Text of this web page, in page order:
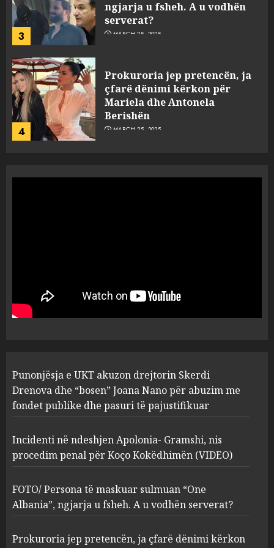
3
ngjarja u fsheh. A u vodhën
serverat?
MARCH 25, 2025
4
Prokuroria jep pretencën, ja
çfarë dënimi kërkon për
Mariela dhe Antonela
Berishën
MARCH 25, 2025
1
“bosen” Joana Nano për
abuzim me fondet publike dhe
pasuri të pajustifikuar
2
Apolonia- Gramshi, nis
procedim penal për Koço
Kokëdhimën (VIDEO)
MARCH 27, 2025
3
FOTO/ Persona të maskuar
sulmuan “One Albania”,
ngjarja u fsheh. A u vodhën
serverat?
MARCH 25, 2025
Punonjësja e UKT akuzon drejtorin Skerdi
Drenova dhe “bosen” Joana Nano për abuzim me
fondet publike dhe pasuri të pajustifikuar
Incidenti në ndeshjen Apolonia- Gramshi, nis
procedim penal për Koço Kokëdhimën (VIDEO)
FOTO/ Persona të maskuar sulmuan “One
Albania”, ngjarja u fsheh. A u vodhën serverat?
Prokuroria jep pretencën, ja çfarë dënimi kërkon